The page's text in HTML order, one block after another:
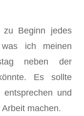
zu Beginn jedes
ich meinen
neben der
Es sollte
und
machen.